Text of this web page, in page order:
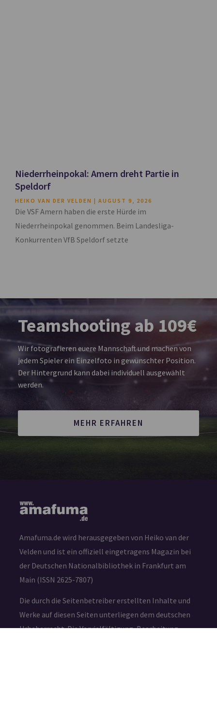
Niederrheinpokal: Amern dreht Partie in
Speldorf
HEIKO VAN DER VELDEN AUGUST 9, 2026
Die VSF Amern haben die erste Hürde im
Niederrheinpokal genommen. Beim Landesliga-
Konkurrenten VfB Speldorf setzte
Teamshooting ab 109€
Wir fotografieren euere Mannschaft und machen von
jedem Spieler ein Einzelfoto in gewünschter Position.
Der Hintergrund kann dabei individuell ausgewählt
werden.
MEHR ERFAHREN
Amafuma.de wird herausgegeben von Heiko van der
Velden und ist ein offiziell eingetragens Magazin bei
der Deutschen Nationalbibliothek in Frankfurt am
Main (ISSN 2625-7807)
Die durch die Seitenbetreiber erstellten Inhalte und
Werke auf diesen Seiten unterliegen dem deutschen
Urheberrecht. Die Vervielfältigung, Bearbeitung,